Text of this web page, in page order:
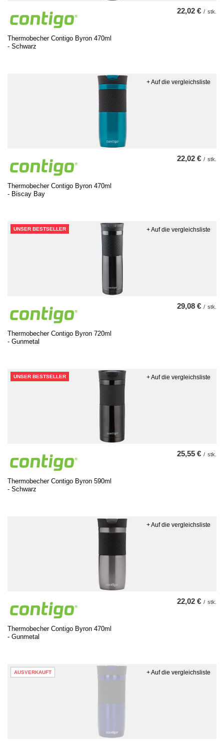
Thermobecher Contigo Byron 470ml
- Schwarz
22,02 € / stk.
Thermobecher Contigo Byron 470ml
- Biscay Bay
22,02 € / stk.
+ Auf die vergleichsliste
UNSER BESTSELLER
Thermobecher Contigo Byron 720ml
- Gunmetal
29,08 € / stk.
+ Auf die vergleichsliste
UNSER BESTSELLER
Thermobecher Contigo Byron 590ml
- Schwarz
25,55 € / stk.
+ Auf die vergleichsliste
Thermobecher Contigo Byron 470ml
- Gunmetal
22,02 € / stk.
+ Auf die vergleichsliste
AUSVERKAUFT + Auf die vergleichsliste